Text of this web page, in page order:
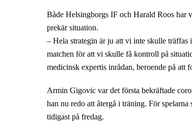
Både Helsingborgs IF och Harald Roos har
prekär situation.
– Hela strategin är ju att vi inte skulle
matchen för att vi skulle få kontroll på
medicinsk expertis inrådan, beroende på att
Armin Gigovic var det första bekräftade
han nu redo att återgå i träning. För
tidigast på fredag.